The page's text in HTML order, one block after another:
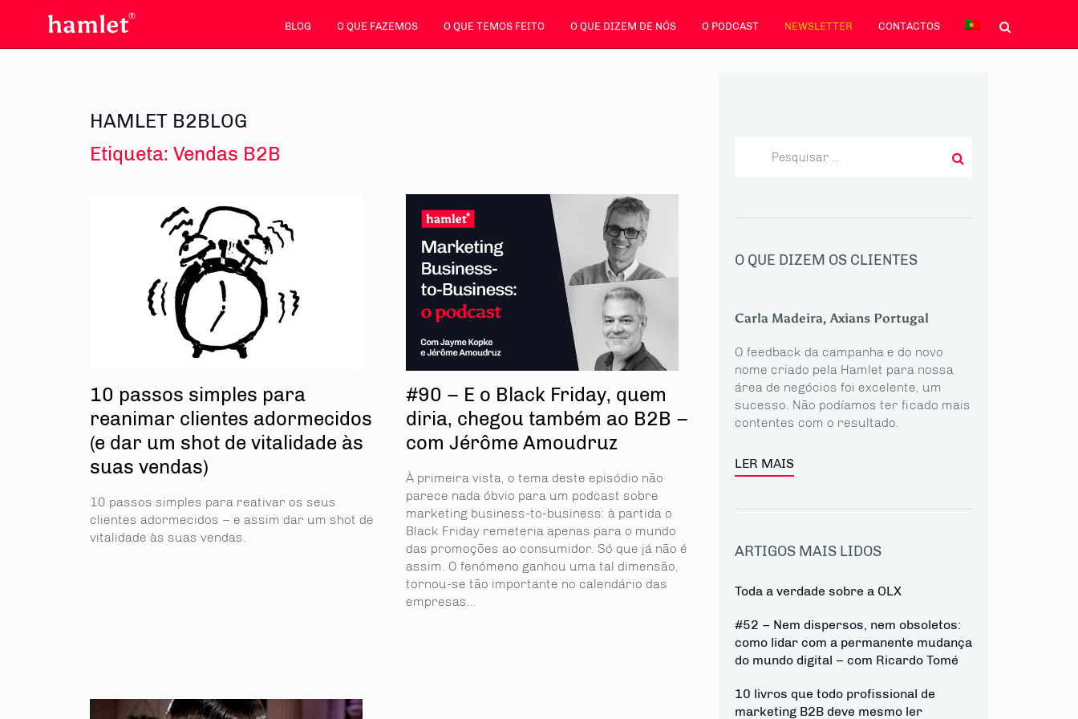
BLOG O QUE FAZEMOS O QUE TEMOS FEITO O QUE DIZEM DE NÓS O PODCAST NEWSLETTER CONTACTOS
HAMLET B2BLOG
Etiqueta: Vendas B2B
10 passos simples para
reanimar clientes adormecidos
(e dar um shot de vitalidade às
suas vendas)
10 passos simples para reativar os seus
clientes adormecidos – e assim dar um shot de
vitalidade às suas vendas.
#90 – E o Black Friday, quem
diria, chegou também ao B2B –
com Jérôme Amoudruz
À primeira vista, o tema deste episódio não
parece nada óbvio para um podcast sobre
marketing business-to-business: à partida o
Black Friday remeteria apenas para o mundo
das promoções ao consumidor. Só que já não é
assim. O fenómeno ganhou uma tal dimensão,
tornou-se tão importante no calendário das
empresas...
O QUE DIZEM OS CLIENTES
Carla Madeira, Axians Portugal
O feedback da campanha e do novo
nome criado pela Hamlet para nossa
área de negócios foi excelente, um
sucesso. Não podíamos ter ficado mais
contentes com o resultado.
LER MAIS
ARTIGOS MAIS LIDOS
Toda a verdade sobre a OLX
#52 – Nem dispersos, nem obsoletos:
como lidar com a permanente mudança
do mundo digital – com Ricardo Tomé
10 livros que todo profissional de
marketing B2B deve mesmo ler